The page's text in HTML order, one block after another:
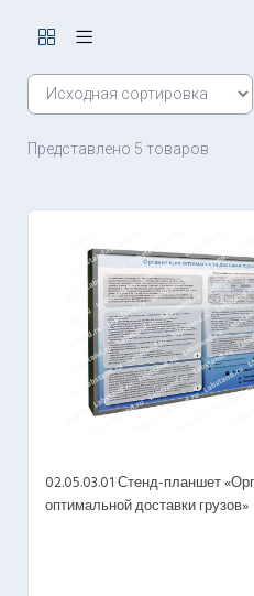
Представлено 5 товаров
02.05.03.01 Стенд-планшет
оптимальной доставки грузов»